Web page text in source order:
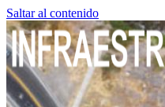
Saltar al contenido